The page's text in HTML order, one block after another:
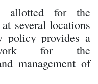
allotted for the
several locations
policy provides a
for the
management of